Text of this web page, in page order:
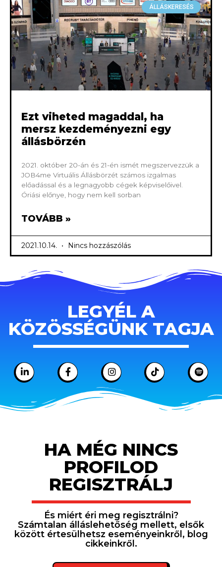
ÁLLÁSKERESÉS
Ezt viheted magaddal, ha
mersz kezdeményezni egy
állásbörzén
2021. október 20-án és 21-én ismét megszervezzük a
JOB4me Virtuális Állásbörzét számos izgalmas
előadással és a legnagyobb cégek képviselőivel.
Óriási előnye, hogy nem kell sorban
TOVÁBB »
2021.10.14. Nincs hozzászólás
LEGYÉL A
KÖZÖSSÉGÜNK TAGJA
HA MÉG NINCS
PROFILOD
REGISZTRÁLJ
És miért éri meg regisztrálni?
Számtalan álláslehetőség mellett, elsők
között értesülhetsz eseményeinkről, blog
cikkeinkről.